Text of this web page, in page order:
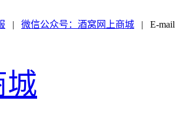
| 微信公众号：酒窝网上商城 | E-
城